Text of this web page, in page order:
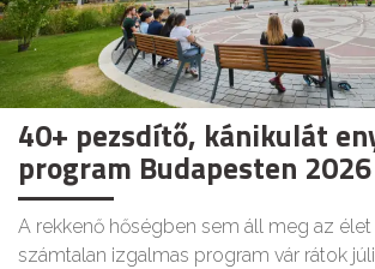
40+ pezsdítő, kánikulát
program Budapesten
A rekkenő hőségben sem áll meg az élet
számtalan izgalmas program vár rátok